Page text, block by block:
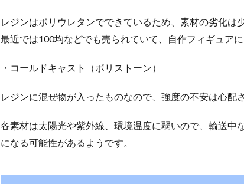
レジンはポリウレタンでできているため、素材の劣化は
最近では100均などでも売られていて、自作フィギュアに
・コールドキャスト（ポリストーン）
レジンに混ぜ物が入ったものなので、強度の不安は心配
各素材は太陽光や紫外線、環境温度に弱いので、輸送中
になる可能性があるようです。